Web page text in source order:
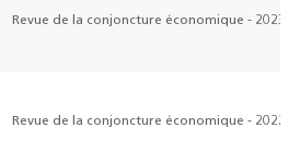
Revue de la conjoncture économique - 2023
Revue de la conjoncture économique - 2022